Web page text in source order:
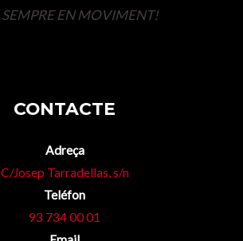
SEMPRE EN MOVIMENT!
CONTACTE
Adreça
C/Josep Tarradellas, s/n
Teléfon
93 734 00 01